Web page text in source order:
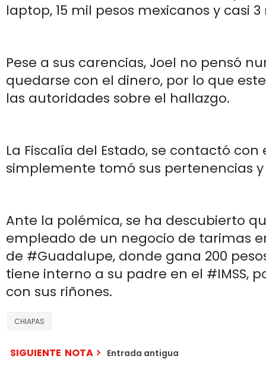
laptop, 15 mil pesos mexicanos y casi
Pese a sus carencias, Joel no pensó
quedarse con el dinero, por lo que
las autoridades sobre el hallazgo.
La Fiscalía del Estado, se contactó con
simplemente tomó sus pertenencias
Ante la polémica, se ha descubierto
empleado de un negocio de tarimas
de #Guadalupe, donde gana 200
tiene interno a su padre en el #IMSS,
con sus riñones.
CHIAPAS
SIGUIENTE NOTA Entrada antigua